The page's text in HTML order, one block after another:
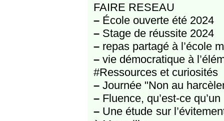
FAIRE RESEAU
–École ouverte été 2024
–Stage de réussite 2024
–repas partagé à l’école
–vie démocratique à
#Ressources et curiosités
–Journée "Non au
–Fluence, qu’est-ce
–Une étude sur